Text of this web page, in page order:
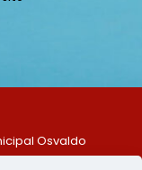
Osvaldo